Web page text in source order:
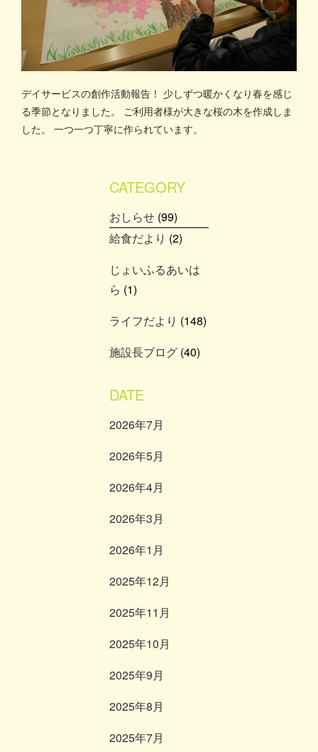
デイサービスの創作活動報告！ 少しずつ暖かくなり春を感じ
る季節となりました。 ご利用者様が大きな桜の木を作成しま
した。 一つ一つ丁寧に作られています。
CATEGORY
おしらせ (99)
給食だより (2)
じょいふるあいは
ら (1)
ライフだより (148)
施設長ブログ (40)
DATE
2026年7月
2026年5月
2026年4月
2026年3月
2026年1月
2025年12月
2025年11月
2025年10月
2025年9月
2025年8月
2025年7月